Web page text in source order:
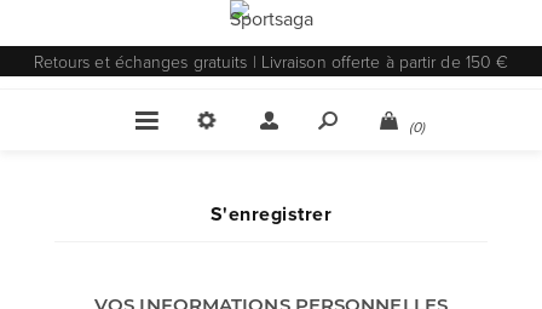
Retours et échanges gratuits | Livraison offerte à partir de 150 €
(0)
S'enregistrer